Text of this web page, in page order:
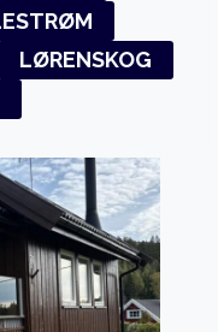
LØRENSKOG